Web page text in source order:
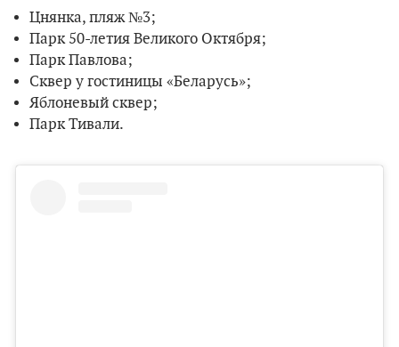
Цнянка, пляж №3;
Парк 50-летия Великого Октября;
Парк Павлова;
Сквер у гостиницы «Беларусь»;
Яблоневый сквер;
Парк Тивали.